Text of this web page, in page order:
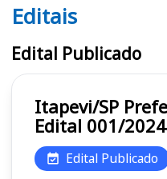
Editais
Editais
Edital Publicado
Itapevi/SP Prefeitura Municipal -
Edital 001/2024
Edital Publicado